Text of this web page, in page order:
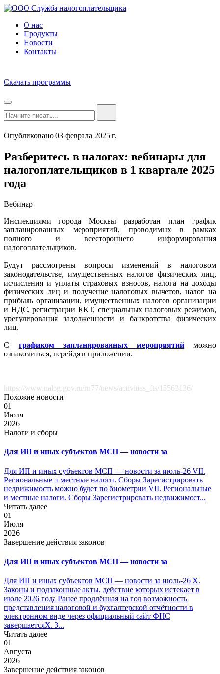
О нас
Продукты
Новости
Контакты
Скачать программы
Опубликовано 03 феврала 2025 г.
Разберитесь в налогах: вебинары для
налогоплательщиков в 1 квартале 2025
года
Вебинар
Инспекциями города Москвы разработан план график
запланированных мероприятий, проводимых в рамках
полного и всестороннего информирования
налогоплательщиков.
Будут рассмотрены вопросы изменений в налоговом
законодательстве, имущественных налогов физических лиц,
исчисления и уплаты страховых взносов, налога на доходы
физических лиц и получение налоговых вычетов, налог на
прибыль организации, имущественных налогов организации
и НДС, регистрации ККТ, специальных налоговых режимов,
урегулирования задолженности и банкротства физических
лиц.
С графиком запланированных мероприятий можно
ознакомиться, перейдя в приложении.
https://www.nalog.gov.ru/rn77/news/activities_fts/15563136/
Похожие новости
01
Июля
2026
Налоги и сборы
Для ИП и иных субъектов МСП — новости за
Для ИП и иных субъектов МСП — новости за июль-26 VII.
Региональные и местные налоги. Сборы Зарегистрировать
недвижимость можно будет по биометрии VII. Региональные
и местные налоги. Сборы Зарегистрировать недвижимост...
Читать далее
01
Июля
2026
Завершение действия законов
Для ИП и иных субъектов МСП — новости за
Для ИП и иных субъектов МСП — новости за июль-26 X.
Законы и подзаконные акты, действие которых истекает в
июле 2026 года Ранее продлённая на год возможность
представления налоговой и бухгалтерской отчётности в
электронном виде через официальный сайт ФНС
завершаетсяX. З...
Читать далее
01
Августа
2026
Завершение действия законов